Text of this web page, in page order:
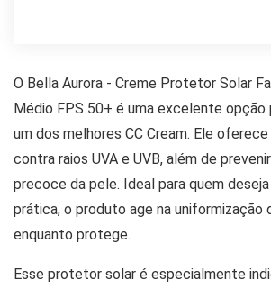
O Bella Aurora - Creme Protetor Solar
Médio FPS 50+ é uma excelente opção
um dos melhores CC Cream. Ele oferece
contra raios UVA e UVB, além de
precoce da pele. Ideal para quem
prática, o produto age na uniformização
enquanto protege.
Esse protetor solar é especialmente